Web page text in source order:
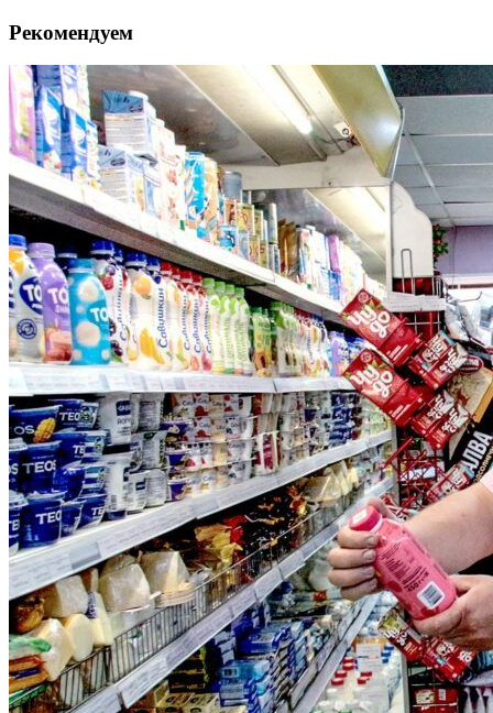
Рекомендуем